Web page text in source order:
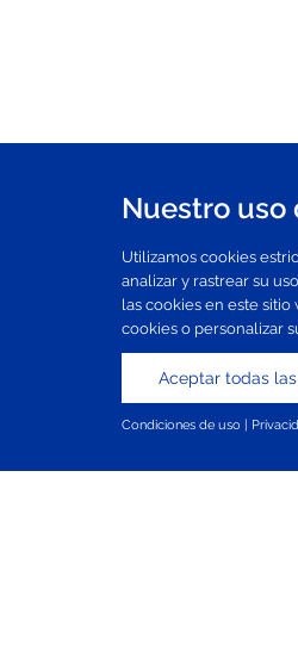
Nuestro uso
Utilizamos cookies
analizar y rastrear su
las cookies en este
cookies o personalizar
Aceptar todas
Condiciones de uso |